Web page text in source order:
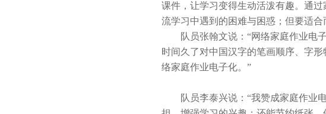
课件，让学习变得生动活泼有趣。通
流学习中遇到的困难与困惑；但要适
队员张翰文说：“网络家庭作业电
时间久了对中国汉字的笔画顺序、字
络家庭作业电子化。”
队员李泰兴说：“我赞成家庭作业